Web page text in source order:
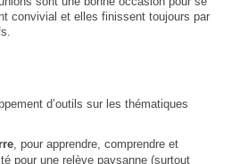
convivial et elles finissent toujours par
d’outils sur les thématiques
, pour apprendre, comprendre et
pour une relève paysanne (surtout